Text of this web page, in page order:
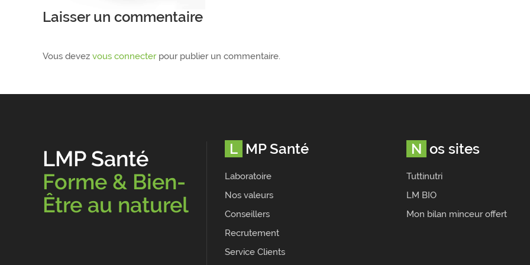
Laisser un commentaire
Vous devez vous connecterpour publier un commentaire.
LMP Santé
Forme & Bien-
Être au naturel
LMP Santé
Laboratoire
Nos valeurs
Conseillers
Recrutement
Service Clients
Nos sites
Tuttinutri
LM BIO
Mon bilan minceur offert